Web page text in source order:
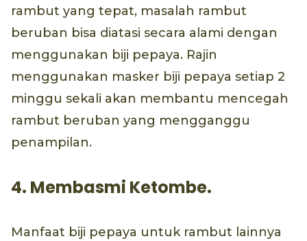
rambut yang tepat, masalah rambut
beruban bisa diatasi secara alami dengan
menggunakan biji pepaya. Rajin
menggunakan masker biji pepaya setiap 2
minggu sekali akan membantu mencegah
rambut beruban yang mengganggu
penampilan.
4. Membasmi Ketombe.
Manfaat biji pepaya untuk rambut lainnya